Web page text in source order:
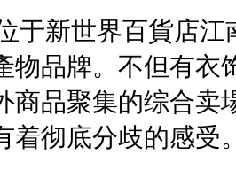
于新世界百貨店
物品牌。不但有衣
商品聚集的综合卖
着彻底分歧的感受